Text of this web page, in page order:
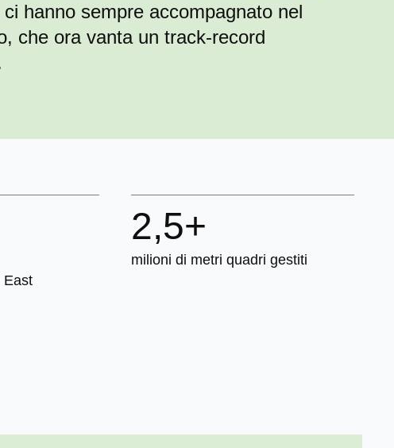
ci hanno sempre accompagnato nel
che ora vanta un track-record
East
2,5+
milioni di metri quadri gestiti